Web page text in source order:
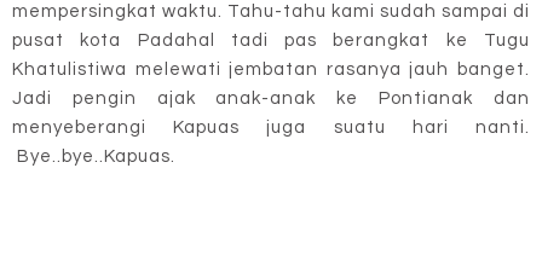
mempersingkat waktu. Tahu-tahu kami sudah sampai di
pusat kota Padahal tadi pas berangkat ke Tugu
Khatulistiwa melewati jembatan rasanya jauh banget.
Jadi pengin ajak anak-anak ke Pontianak dan
menyeberangi Kapuas juga suatu hari nanti.
Bye..bye..Kapuas.